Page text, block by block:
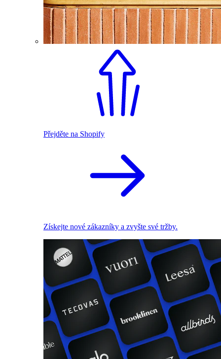
Přejděte na Shopify
Získejte nové zákazníky a zvyšte své tržby.